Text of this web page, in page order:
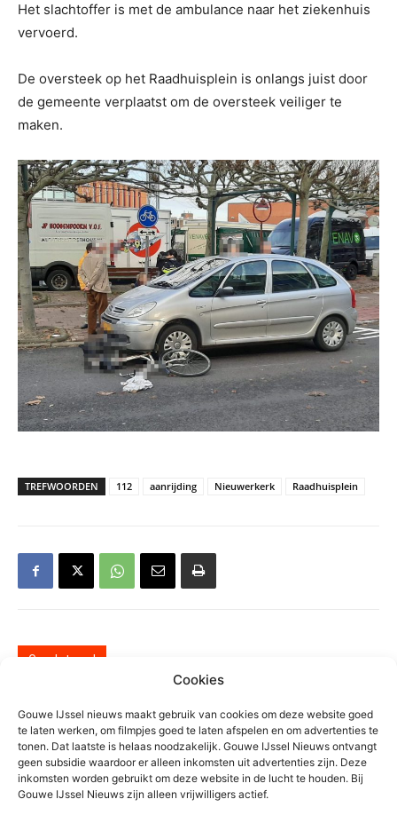
Cookies
Gouwe IJssel nieuws maakt gebruik van cookies om deze website goed
te laten werken, om filmpjes goed te laten afspelen en om advertenties te
tonen. Dat laatste is helaas noodzakelijk. Gouwe IJssel Nieuws ontvangt
geen subsidie waardoor er alleen inkomsten uit advertenties zijn. Deze
inkomsten worden gebruikt om deze website in de lucht te houden. Bij
Gouwe IJssel Nieuws zijn alleen vrijwilligers actief.
Het slachtoffer is met de ambulance naar het ziekenhuis
vervoerd.
De oversteek op het Raadhuisplein is onlangs juist door
de gemeente verplaatst om de oversteek veiliger te
maken.
TREFWOORDEN 112 aanrijding Nieuwerkerk Raadhuisplein
Gerelateerd
Algemeen
nepzorgmedewerkers in
Moerkapelle
Grote zoektocht op